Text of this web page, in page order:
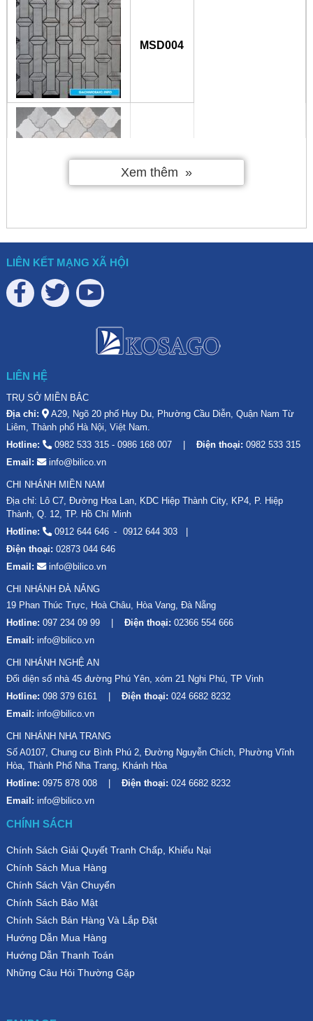
MSD004
MSD002
Lưu ý:Bảng báo giá trên chưa bao gồm thuế VAT 10%
Tùy từng thời điểmđơn giá gạch mosaic đá
đổi. Điều này đặc biệt quan trọng để quý khách hàng có sự
chuẩn bị hoàn hảo nhất cho công trình của mình. Đừng bỏ
lỡ cơ hội cập nhất bảng báo giá mới nhất năm 2024 của
Gachmosaic.info. Chúng tôi luôn cập nhật nhanh chóng
thông tin và giá các mẫu gạch nhanh chóng và chính xác
hệ ngay tới hotline
ngay nhé!.
> Quý khách tham khảo về mẫu
Ứng dụng của gạch đá mosaic
Mẫu gạch mosaic đáđược sử dụng trong nhiều ứng dụng
khác nhau, bao gồm:
1. Trang trí nội thất
bếp, phòng tắm, vách ngăn, phòng khách, phòng ngủ,v.v...
Hình ảnh: Mẫu gạch được sử dụng trang trí không gian nội
2. Sử dụng trang trí ngoại thất
Sử dụng để trang trí mặt tiền nhà, hồ bơi, lối đi, sân vườn,
vv...
Xem thêm
LIÊN KẾT MẠNG XÃ HỘI
LIÊN HỆ
TRỤ SỞ MIỀN BẮC
Địa chỉ:
A29, Ngõ 20 phố Huy Du, Phường Cầu Diễn, Quận Nam Từ
Liêm, Thành phố Hà Nội, Việt Nam.
Hotline:
0982 533 315 - 0986 168 007 Điện thoại: 0982 533 315
Email:
info@bilico.vn
CHI NHÁNH MIỀN NAM
Địa chỉ: Lô C7, Đường Hoa Lan, KDC Hiệp Thành City, KP4, P. Hiệp
Thành, Q. 12, TP. Hồ Chí Minh
Hotline:
0912 644 646
0912 644 303
Điện thoại: 02873 044 646
Email:
info@bilico.vn
CHI NHÁNH ĐÀ NẴNG
19 Phan Thúc Trực, Hoà Châu, Hòa Vang, Đà Nẵng
Hotline: 097 234 09 99 Điện thoại: 02366 554 666
Email: info@bilico.vn
CHI NHÁNH NGHỆ AN
Đối diện số nhà 45 đường Phú Yên, xóm 21 Nghi Phú, TP Vinh
Hotline: 098 379 6161 Điện thoại: 024 6682 8232
Email: info@bilico.vn
CHI NHÁNH NHA TRANG
Số A0107, Chung cư Bình Phú 2, Đường Nguyễn Chích, Phường Vĩnh
Hòa, Thành Phố Nha Trang, Khánh Hòa
Hotline: 0975 878 008 Điện thoại: 024 6682 8232
Email: info@bilico.vn
CHÍNH SÁCH
Chính Sách Giải Quyết Tranh Chấp, Khiếu Nại
Chính Sách Mua Hàng
Chính Sách Vận Chuyển
Chính Sách Bảo Mật
Chính Sách Bán Hàng Và Lắp Đặt
Hướng Dẫn Mua Hàng
Hướng Dẫn Thanh Toán
Những Câu Hỏi Thường Gặp